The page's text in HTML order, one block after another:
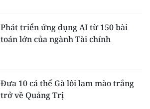
Phát triển ứng dụng AI từ 150 bài
toán lớn của ngành Tài chính
Đưa 10 cá thể Gà lôi lam mào trắng
trở về Quảng Trị